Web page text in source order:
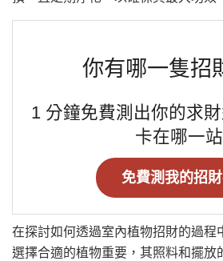
你有哪一隻招
1 分鐘免費測出你的求
卡在哪一站
免費測我的招
在探討如何透過室內植物招財的過程
選擇合適的植物重要，其照料和擺放